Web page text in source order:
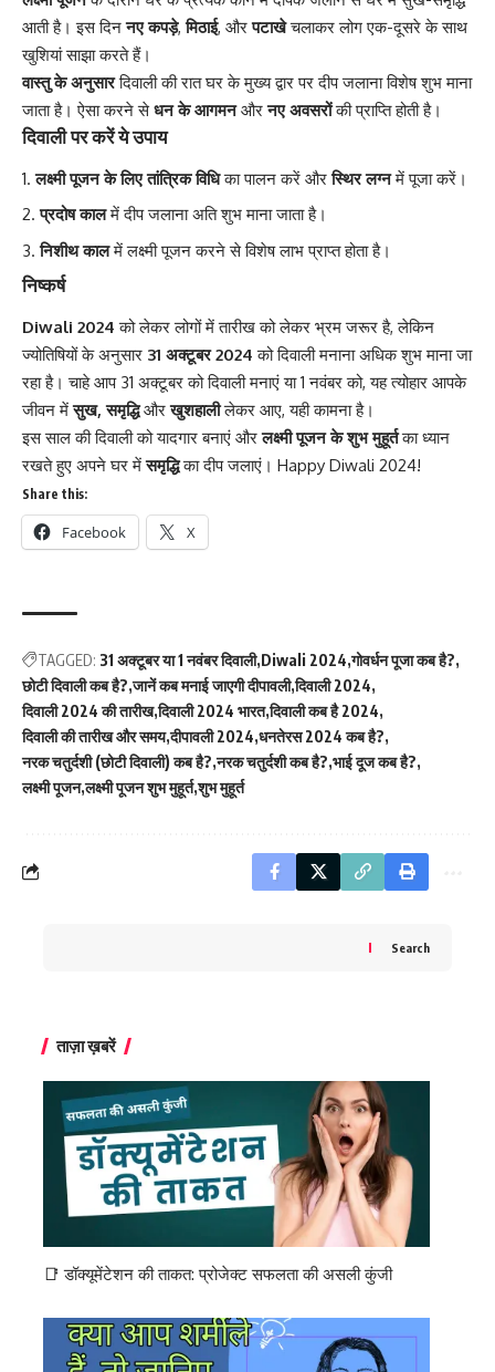
आती है। इस दिननए कपड़े,मिठाई, औरपटाखेचलाकर लोग एक-दूसरे के साथ
खुशियां साझा करते हैं।
वास्तु के अनुसारदिवाली की रात घर के मुख्य द्वार पर दीप जलाना विशेष शुभ माना
जाता है। ऐसा करने सेधन के आगमनऔरनए अवसरोंकी प्राप्ति होती है।
दिवाली पर करें ये उपाय
लक्ष्मी पूजन के लिए तांत्रिक विधिका पालन करें औरस्थिर लग्नमें पूजा करें।
प्रदोष कालमें दीप जलाना अति शुभ माना जाता है।
निशीथ कालमें लक्ष्मी पूजन करने से विशेष लाभ प्राप्त होता है।
निष्कर्ष
Diwali 2024 को लेकर लोगों में तारीख को लेकर भ्रम जरूर है, लेकिन
ज्योतिषियों के अनुसार 31 अक्टूबर 2024 को दिवाली मनाना अधिक शुभ माना जा
रहा है। चाहे आप 31 अक्टूबर को दिवाली मनाएं या 1 नवंबर को, यह त्योहार आपके
जीवन मेंसुख, समृद्धिऔरखुशहालीलेकर आए, यही कामना है।
इस साल की दिवाली को यादगार बनाएं औरलक्ष्मी पूजन के शुभ मुहूर्तका ध्यान
रखते हुए अपने घर मेंसमृद्धिका दीप जलाएं। Happy Diwali 2024!
Share this:
Facebook X
TAGGED: 31 अक्टूबर या 1 नवंबर दिवाली Diwali 2024 गोवर्धन पूजा कब है?
छोटी दिवाली कब है? जानें कब मनाई जाएगी दीपावली दिवाली 2024
दिवाली 2024 की तारीख दिवाली 2024 भारत दिवाली कब है 2024
दिवाली की तारीख और समय दीपावली 2024 धनतेरस 2024 कब है?
नरक चतुर्दशी (छोटी दिवाली) कब है? नरक चतुर्दशी कब है? भाई दूज कब है?
लक्ष्मी पूजन लक्ष्मी पूजन शुभ मुहूर्त शुभ मुहूर्त
Search
ताज़ा ख़बरें
📑 डॉक्यूमेंटेशन की ताकत: प्रोजेक्ट सफलता की असली कुंजी